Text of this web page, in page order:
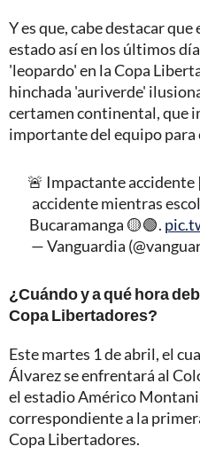
Y es que, cabe destacar
estado así en los últimos
'leopardo' en la Copa
hinchada 'auriverde'
certamen continental, que
importante del equipo para
🚨 Impactante
accidente mientras
Bucaramanga 🟡🟢.
— Vanguardia
¿Cuándo y a qué hora
Copa Libertadores?
Este martes 1 de abril, el
Álvarez se enfrentará al
el estadio Américo
correspondiente a la
Copa Libertadores.